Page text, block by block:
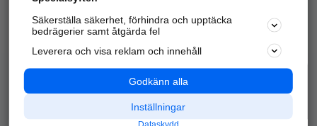
Alla kategorier
Populära sökningar
API & Kartor
Annonsera
Integritet
Nödnummer
Säkerställa säkerhet, förhindra och upptäcka
bedrägerier samt åtgärda fel
Leverera och visa reklam och innehåll
Godkänn alla
Inställningar
Dataskydd